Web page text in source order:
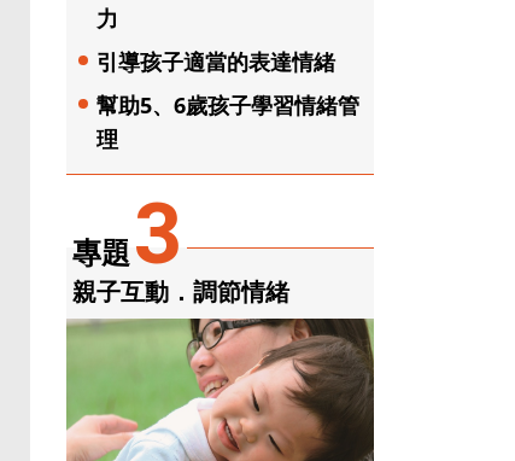
力
引導孩子適當的表達情緒
幫助5、6歲孩子學習情緒管
理
專題3
親子互動．調節情緒